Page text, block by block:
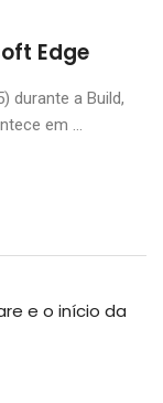
Edge
durante a Build,
em ...
e o início da